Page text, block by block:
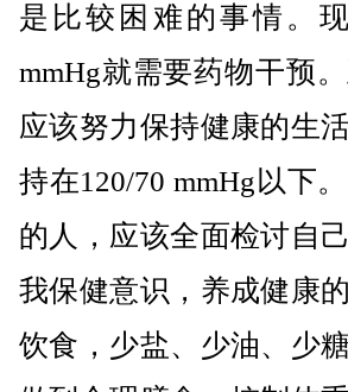
是比较困难的事情。
mmHg就需要药物干预
应该努力保持健康的生
持在120/70 mmHg以下
的人，应该全面检讨自
我保健意识，养成健康
饮食，少盐、少油、少